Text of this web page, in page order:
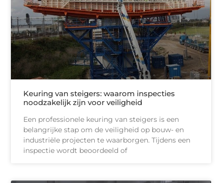
Keuring van steigers: waarom inspecties
noodzakelijk zijn voor veiligheid
Een professionele keuring van steigers is een
belangrijke stap om de veiligheid op bouw- en
industriële projecten te waarborgen. Tijdens een
inspectie wordt beoordeeld of